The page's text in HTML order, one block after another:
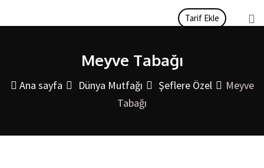
atla
Tarif Ekle
Meyve Tabağı
Ana sayfa Dünya Mutfağı Şeflere Özel
Meyve
Tabağı